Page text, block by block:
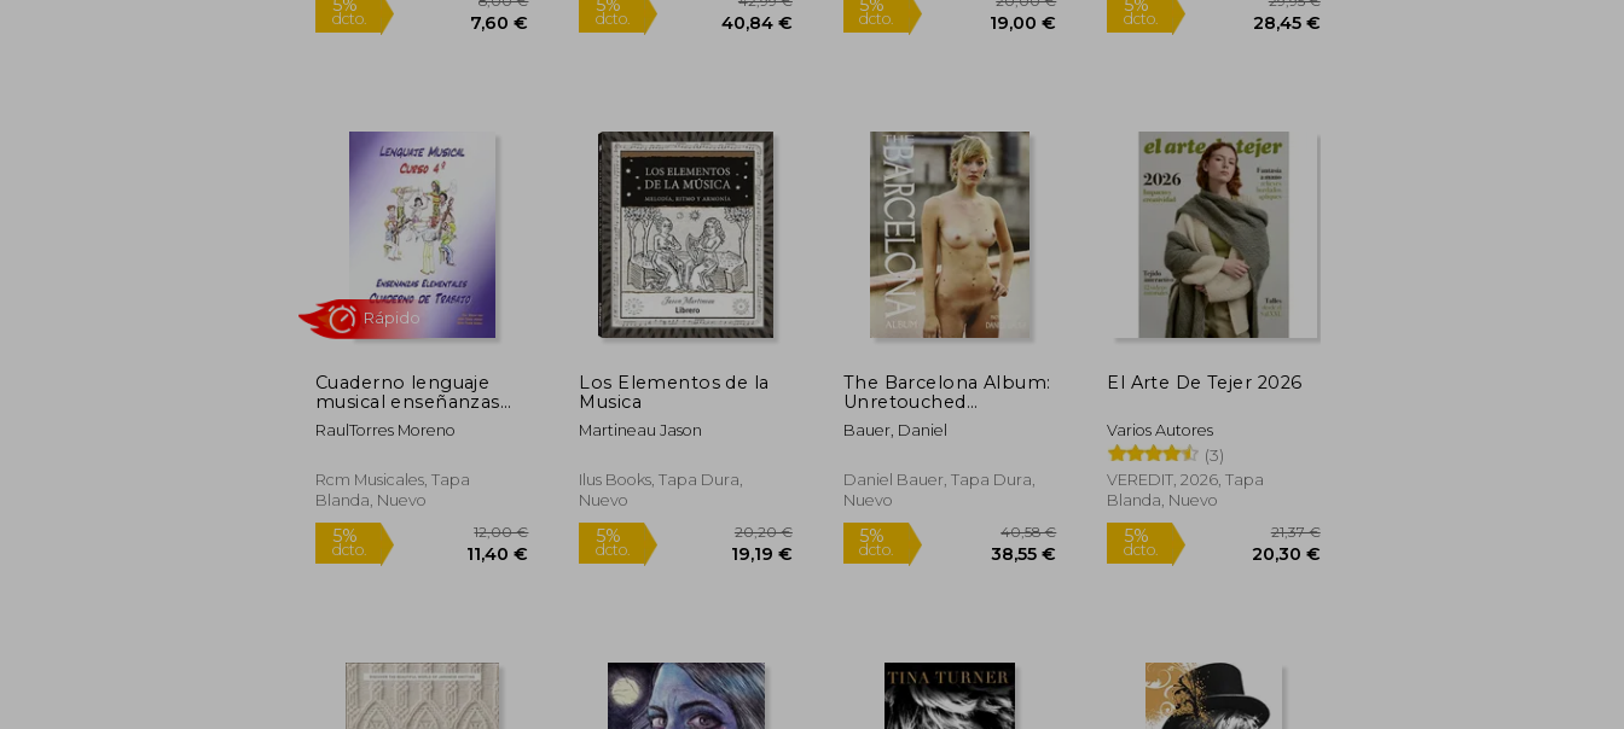
5%
dcto.
8,00 €
7,60 €
Rápido
dcto.
42,99 €
40,84 €
5%
19,00 €
Cuaderno lenguaje
musical enseñanzas
elementales. Curso 4
RaulTorres Moreno
Rcm Musicales, Tapa
Blanda, Nuevo
Los Elementos de la
Musica
Martineau Jason
Ilus Books, Tapa Dura,
Nuevo
The Barcelona Album:
Unretouched
sensuality -
Photographs by
Inglés)
Bauer, Daniel
Daniel Bauer, Tapa Dura,
Nuevo
El Arte De Tejer 2026
Varios Autores
(3)
VEREDIT, 2026, Tapa
Blanda, Nuevo